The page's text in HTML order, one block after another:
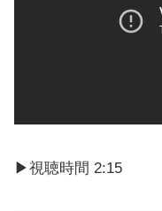
▶視聴時間 2:15